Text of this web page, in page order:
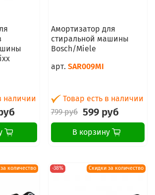
наличии
Амортизатор для
стиральной машины
Bosch/Miele
арт. SAR009MI
Товар есть в наличии
799 руб 599 руб
В корзину
количество -38% Скидки за количество